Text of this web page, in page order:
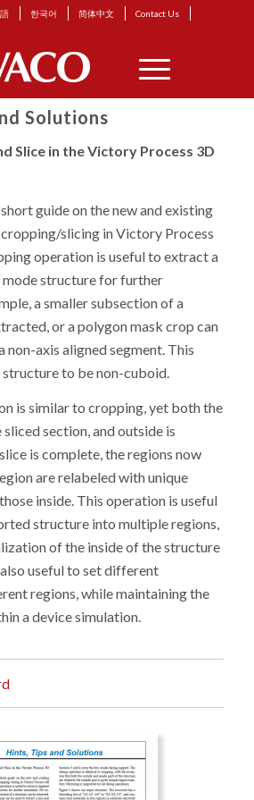
한국어 简体中文 Contact Us
Solutions
Slice in the Victory Process 3D
guide on the new and existing
slicing in Victory Process
operation is useful to extract a
mode structure for further
a smaller subsection of a
or a polygon mask crop can
non-axis aligned segment. This
to be non-cuboid.
is similar to cropping, yet both the
section, and outside is
is complete, the regions now
are relabeled with unique
inside. This operation is useful
structure into multiple regions,
of the inside of the structure
useful to set different
regions, while maintaining the
a device simulation.